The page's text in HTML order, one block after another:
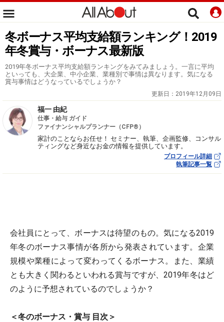
冬ボーナス平均支給額ランキング！2019
年冬賞与・ボーナス最新版
2019年冬ボーナス平均支給額ランキングをみてみましょう。一言に平均
といっても、大企業、中小企業、業種別で事情は異なります。気になる
賞与事情はどうなっているでしょうか？
更新日： 2019年12月09日
福一 由紀
仕事・給与 ガイド
ファイナンシャルプランナー（CFP®）
家計のことならお任せ！ セミナー、執筆、企画監修、コンサル
ティングなど身近なお金の情報を提供しています。
プロフィール詳細
執筆記事一覧
会社員にとって、ボーナスは待望のもの。気になる2019
年冬のボーナス事情が各所から発表されています。企業
規模や業種によって変わってくるボーナス。また、業績
とも大きく関わるといわれる賞与ですが、2019年冬はど
のように予想されているのでしょうか？
＜冬のボーナス・賞与 目次＞